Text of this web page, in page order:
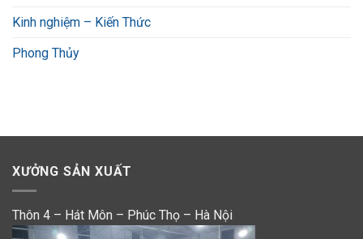
Kinh nghiệm – Kiến Thức
Phong Thủy
XƯỞNG SẢN XUẤT
Thôn 4 – Hát Môn – Phúc Thọ – Hà Nội